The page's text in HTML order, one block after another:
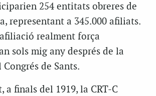
254 entitats obreres de
representant a 345.000 afiliats.
realment força
sols mig any després de la
de Sants.
a finals del 1919, la CRT-C